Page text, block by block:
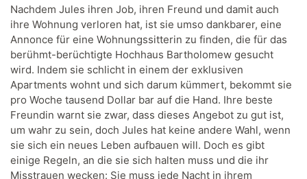
Nachdem Jules ihren Job, ihren Freund und damit auch
ihre Wohnung verloren hat, ist sie umso dankbarer, eine
Annonce für eine Wohnungssitterin zu finden, die für das
berühmt-berüchtigte Hochhaus Bartholomew gesucht
wird. Indem sie schlicht in einem der exklusiven
Apartments wohnt und sich darum kümmert, bekommt sie
pro Woche tausend Dollar bar auf die Hand. Ihre beste
Freundin warnt sie zwar, dass dieses Angebot zu gut ist,
um wahr zu sein, doch Jules hat keine andere Wahl, wenn
sie sich ein neues Leben aufbauen will. Doch es gibt
einige Regeln, an die sie sich halten muss und die ihr
Misstrauen wecken: Sie muss jede Nacht in ihrem